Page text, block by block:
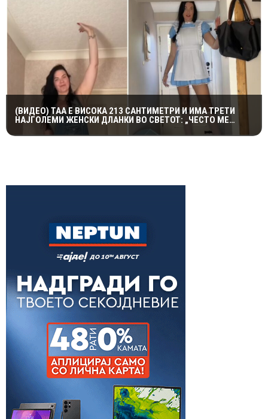
(ВИДЕО) ТАА Е ВИСОКА 213 САНТИМЕТРИ И ИМА ТРЕТИ
НАЈГОЛЕМИ ЖЕНСКИ ДЛАНКИ ВО СВЕТОТ: „ЧЕСТО МЕ
ПОНИЖУВААТ“